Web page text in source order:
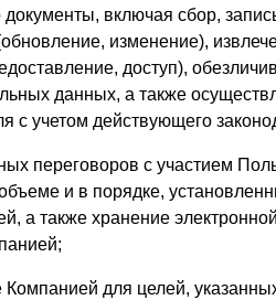
включая сбор,
изменение),
доступ),
данных, а также
с учетом действующего
переговоров с участием
и в порядке,
а также хранение
Компанией для целей,